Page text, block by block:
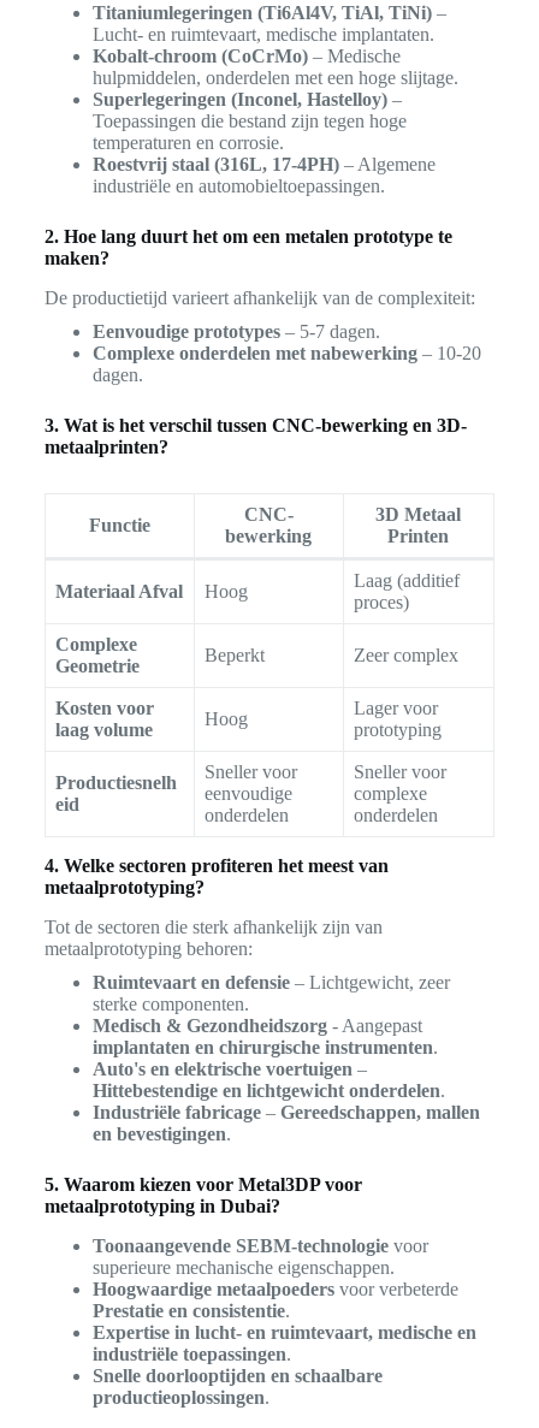
Titaniumlegeringen (Ti6Al4V, TiAl, TiNi)–
Lucht- en ruimtevaart, medische implantaten.
Kobalt-chroom (CoCrMo)– Medische
hulpmiddelen, onderdelen met een hoge slijtage.
Superlegeringen (Inconel, Hastelloy)–
Toepassingen die bestand zijn tegen hoge
temperaturen en corrosie.
Roestvrij staal (316L, 17-4PH)– Algemene
industriële en automobieltoepassingen.
2. Hoe lang duurt het om een metalen prototype te
maken?
De productietijd varieert afhankelijk van de complexiteit:
Eenvoudige prototypes– 5-7 dagen.
Complexe onderdelen met nabewerking– 10-20
dagen.
3. Wat is het verschil tussen CNC-bewerking en 3D-
metaalprinten?
Functie
CNC-
bewerking
3D Metaal
Printen
Materiaal Afval Hoog
Laag (additief
proces)
Complexe
Geometrie
Beperkt Zeer complex
Kosten voor
laag volume
Hoog
Lager voor
prototyping
Productiesnelh
eid
Sneller voor
eenvoudige
onderdelen
Sneller voor
complexe
onderdelen
4. Welke sectoren profiteren het meest van
metaalprototyping?
Tot de sectoren die sterk afhankelijk zijn van
metaalprototyping behoren:
Ruimtevaart en defensie– Lichtgewicht, zeer
sterke componenten.
Medisch & Gezondheidszorg- Aangepast
implantaten en chirurgische instrumenten.
Auto's en elektrische voertuigen –
Hittebestendige en lichtgewicht onderdelen.
Industriële fabricage– Gereedschappen, mallen
en bevestigingen.
5. Waarom kiezen voor Metal3DP voor
metaalprototyping in Dubai?
Toonaangevende SEBM-technologievoor
superieure mechanische eigenschappen.
Hoogwaardige metaalpoedersvoor verbeterde
Prestatie en consistentie.
Expertise in lucht- en ruimtevaart, medische en
industriële toepassingen.
Snelle doorlooptijden en schaalbare
productieoplossingen.